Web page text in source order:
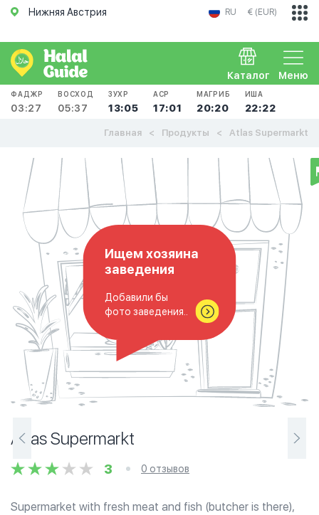
Нижняя Австрия RU € (EUR)
Меню
Каталог
ФАДЖР
03:27
ВОСХОД
05:37
ЗУХР
13:05
АСР
17:01
МАГРИБ
20:20
ИША
22:22
Главная Продукты Atlas Supermarkt
Ищем хозяина
заведения
Добавили бы
фото заведения..
Atlas Supermarkt
3 0 отзывов
Supermarket with fresh meat and fish (butcher is there),